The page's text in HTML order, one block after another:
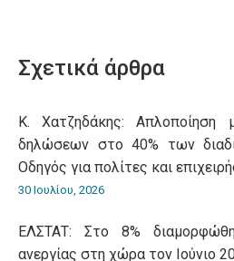
Σχετικά άρθρα
Κ. Χατζηδάκης:
δηλώσεων στο 40% των
Οδηγός για πολίτες και
30 Ιουλίου, 2026
ΕΛΣΤΑΤ: Στο 8%
ανεργίας στη χώρα τον Ιούνιο